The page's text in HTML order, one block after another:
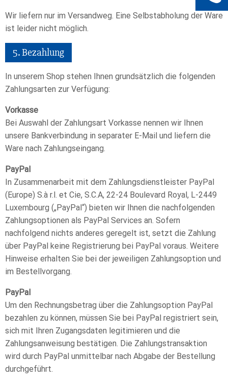
Wir liefern nur im Versandweg. Eine Selbstabholung der Ware
ist leider nicht möglich.
5. Bezahlung
In unserem Shop stehen Ihnen grundsätzlich die folgenden
Zahlungsarten zur Verfügung:
Vorkasse
Bei Auswahl der Zahlungsart Vorkasse nennen wir Ihnen
unsere Bankverbindung in separater E-Mail und liefern die
Ware nach Zahlungseingang.
PayPal
In Zusammenarbeit mit dem Zahlungsdienstleister PayPal
(Europe) S.à r.l. et Cie, S.C.A, 22-24 Boulevard Royal, L-2449
Luxembourg („PayPal“) bieten wir Ihnen die nachfolgenden
Zahlungsoptionen als PayPal Services an. Sofern
nachfolgend nichts anderes geregelt ist, setzt die Zahlung
über PayPal keine Registrierung bei PayPal voraus. Weitere
Hinweise erhalten Sie bei der jeweiligen Zahlungsoption und
im Bestellvorgang.
PayPal
Um den Rechnungsbetrag über die Zahlungsoption PayPal
bezahlen zu können, müssen Sie bei PayPal registriert sein,
sich mit Ihren Zugangsdaten legitimieren und die
Zahlungsanweisung bestätigen. Die Zahlungstransaktion
wird durch PayPal unmittelbar nach Abgabe der Bestellung
durchgeführt.